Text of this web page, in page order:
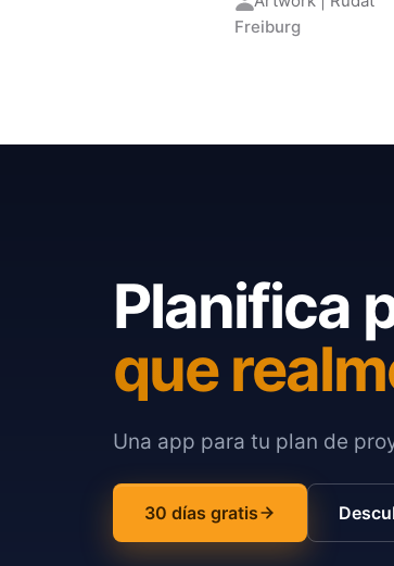
Freiburg
Planifica
que
Una app para tu plan de
30 días gratis